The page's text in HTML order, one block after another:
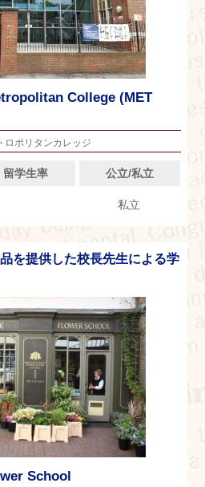
College (MET
ロポリタンカレッジ
留学生率
公立/私立
私立
を提供した校長先生による学
School